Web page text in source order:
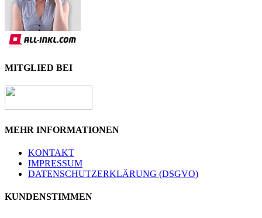
MITGLIED BEI
MEHR INFORMATIONEN
KONTAKT
IMPRESSUM
DATENSCHUTZERKLÄRUNG (DSGVO)
KUNDENSTIMMEN